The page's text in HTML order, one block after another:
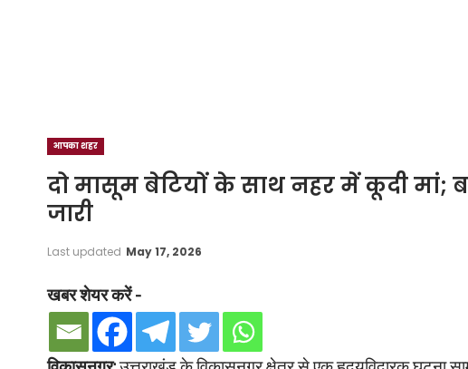
आपका शहर
दो मासूम बेटियों के साथ नहर में कूदी मां;
जारी
Last updated May 17, 2026
खबर शेयर करें -